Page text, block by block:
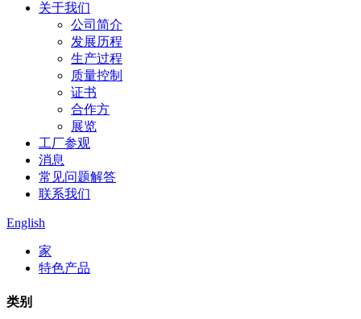
关于我们
公司简介
发展历程
生产过程
质量控制
证书
合作方
展览
工厂参观
消息
常见问题解答
联系我们
English
家
特色产品
类别